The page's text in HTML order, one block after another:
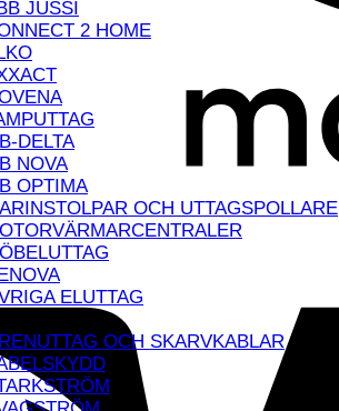
JUSSI
2 HOME
DELTA
NOVA
OPTIMA
OCH UTTAGSPOLLARE
ELUTTAG
OCH SKARVKABLAR